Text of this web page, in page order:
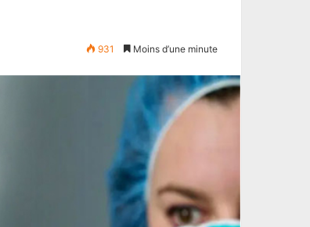
931 Moins d’une minute